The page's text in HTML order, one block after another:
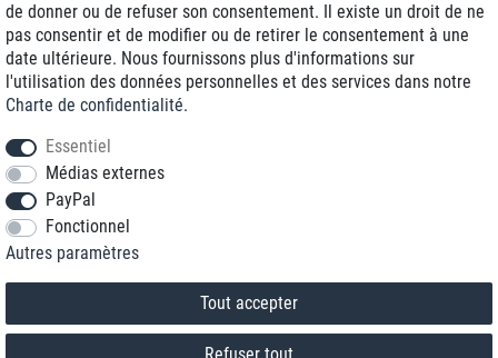
+33 1 70 99 07 94 *
* Vous pouvez nous joindre aux tarifs locaux du lundi au vendredi de 9h à 18h.
de donner ou de refuser son consentement. Il existe un droit de ne
pas consentir et de modifier ou de retirer le consentement à une
date ultérieure. Nous fournissons plus d'informations sur
l'utilisation des données personnelles et des services dans notre
Charte de confidentialité.
Essentiel
Médias externes
PayPal
Fonctionnel
Autres paramètres
Tout accepter